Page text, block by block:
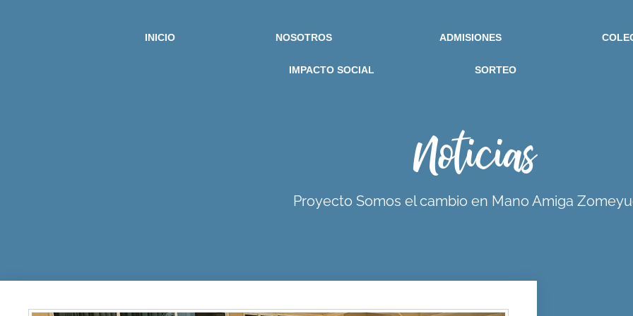
INICIO NOSOTROS ADMISIONES
IMPACTO SOCIAL SORTEO
Noticias
Proyecto Somos el cambio en Mano Amiga